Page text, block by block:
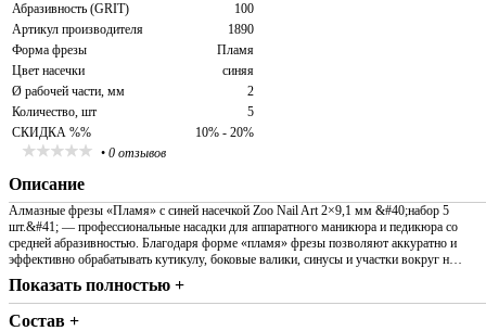
Абразивность (GRIT)
100
Артикул производителя
1890
Форма фрезы
Пламя
Цвет насечки
синяя
Ø рабочей части, мм
2
Количество, шт
5
СКИДКА %%
10% - 20%
• 0 отзывов
Описание
Алмазные фрезы «Пламя» с синей насечкой Zoo Nail Art 2×9,1 мм &#40;набор 5
шт.&#41; — профессиональные насадки для аппаратного маникюра и педикюра со
средней абразивностью. Благодаря форме «пламя» фрезы позволяют аккуратно и
эффективно обрабатывать кутикулу, боковые валики, синусы и участки вокруг н…
Показать полностью +
Состав +